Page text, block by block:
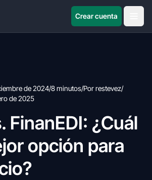
Crear cuenta
de 2024/8 minutos/Por restevez/
de 2025
FinanEDI: ¿Cuál
opción para